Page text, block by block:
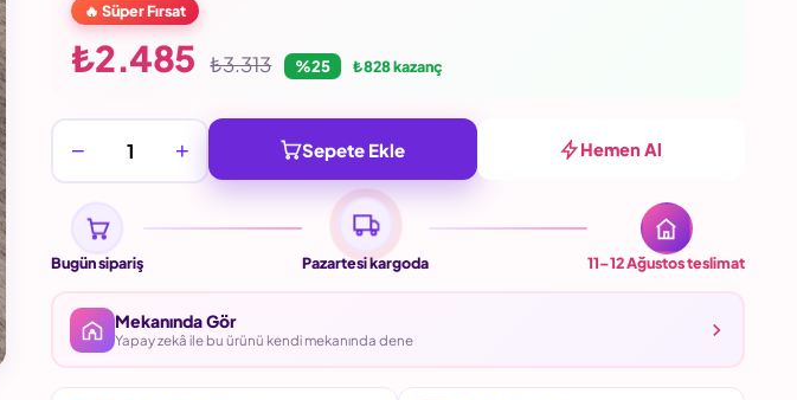
🔥 Süper Fırsat
₺2.485 ₺3.313 %25 ₺828 kazanç
− + Sepete Ekle Hemen Al
Bugün sipariş Pazartesi kargoda 11–12 Ağustosteslimat
Mekanında Gör
Yapay zekâ ile bu ürünü kendi mekanında dene